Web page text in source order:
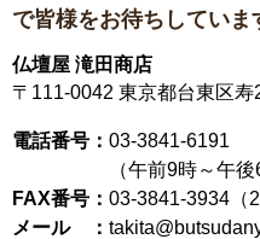
で皆様をお待ちしていま
仏壇屋 滝田商店
〒111-0042 東京都台東区寿
電話番号： 03-3841-6191
（午前9時～午後
FAX番号： 03-3841-3934（
メール ：